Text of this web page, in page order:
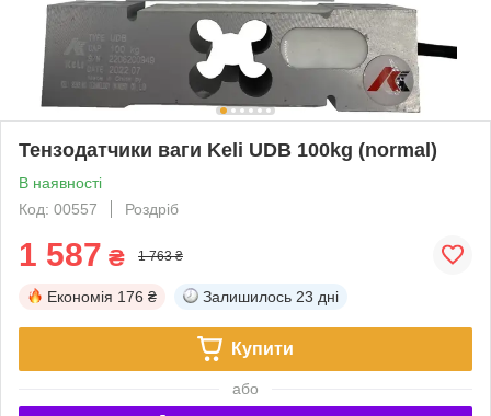
Тензодатчики ваги Keli UDB 100kg (normal)
В наявності
Код: 00557
Роздріб
1 587 ₴ 1 763 ₴
Економія 176 ₴ Залишилось 23 дні
Купити
або